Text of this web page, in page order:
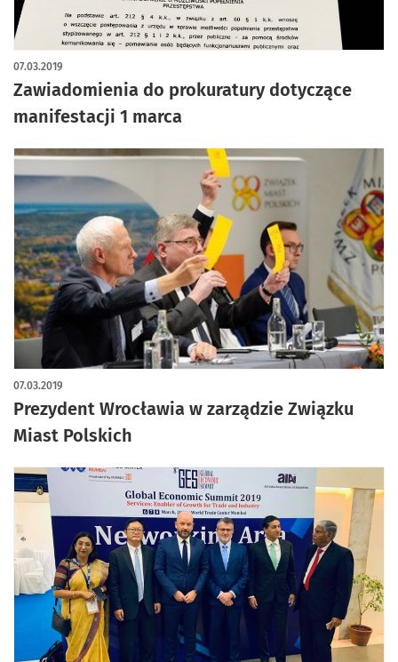
Zawiadomienia do prokuratury dotyczące
manifestacji 1 marca
07.03.2019
Prezydent Wrocławia w zarządzie Związku
Miast Polskich
07.03.2019